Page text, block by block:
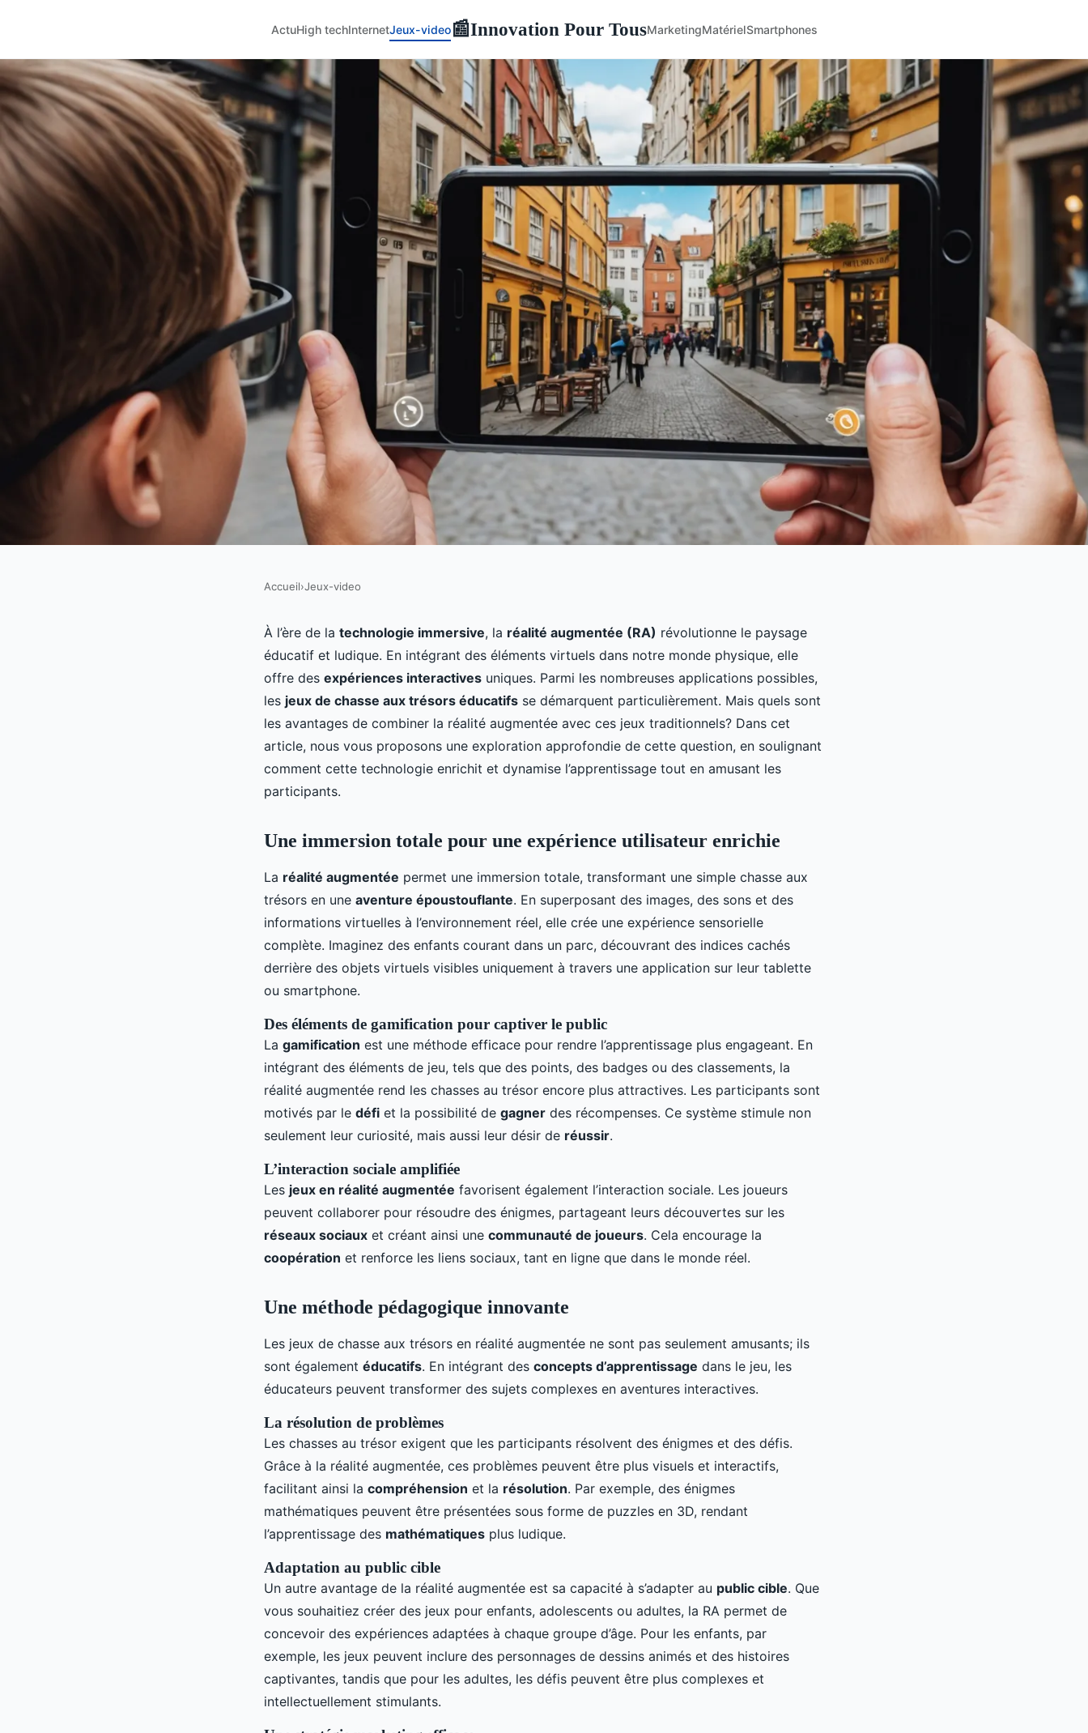
ActuHigh techInternetJeux-video📰Innovation Pour TousMarketingMatérielSmartphones
Quels sont les avantages de l'utilisation
de la réalité augmentée pour créer des
jeux de chasse aux trésors éducatifs?
6 min de lecture
Accueil›Jeux-video
À l’ère de la technologie immersive, la réalité augmentée (RA) révolutionne le paysage
éducatif et ludique. En intégrant des éléments virtuels dans notre monde physique, elle
offre des expériences interactives uniques. Parmi les nombreuses applications possibles,
les jeux de chasse aux trésors éducatifs se démarquent particulièrement. Mais quels sont
les avantages de combiner la réalité augmentée avec ces jeux traditionnels? Dans cet
article, nous vous proposons une exploration approfondie de cette question, en soulignant
comment cette technologie enrichit et dynamise l’apprentissage tout en amusant les
participants.
Une immersion totale pour une expérience utilisateur enrichie
La réalité augmentée permet une immersion totale, transformant une simple chasse aux
trésors en une aventure époustouflante. En superposant des images, des sons et des
informations virtuelles à l’environnement réel, elle crée une expérience sensorielle
complète. Imaginez des enfants courant dans un parc, découvrant des indices cachés
derrière des objets virtuels visibles uniquement à travers une application sur leur tablette
ou smartphone.
Des éléments de gamification pour captiver le public
La gamification est une méthode efficace pour rendre l’apprentissage plus engageant. En
intégrant des éléments de jeu, tels que des points, des badges ou des classements, la
réalité augmentée rend les chasses au trésor encore plus attractives. Les participants sont
motivés par le défi et la possibilité de gagner des récompenses. Ce système stimule non
seulement leur curiosité, mais aussi leur désir de réussir.
L’interaction sociale amplifiée
Les jeux en réalité augmentée favorisent également l’interaction sociale. Les joueurs
peuvent collaborer pour résoudre des énigmes, partageant leurs découvertes sur les
réseaux sociaux et créant ainsi une communauté de joueurs. Cela encourage la
coopération et renforce les liens sociaux, tant en ligne que dans le monde réel.
Une méthode pédagogique innovante
Les jeux de chasse aux trésors en réalité augmentée ne sont pas seulement amusants; ils
sont également éducatifs. En intégrant des concepts d’apprentissage dans le jeu, les
éducateurs peuvent transformer des sujets complexes en aventures interactives.
La résolution de problèmes
Les chasses au trésor exigent que les participants résolvent des énigmes et des défis.
Grâce à la réalité augmentée, ces problèmes peuvent être plus visuels et interactifs,
facilitant ainsi la compréhension et la résolution. Par exemple, des énigmes
mathématiques peuvent être présentées sous forme de puzzles en 3D, rendant
l’apprentissage des mathématiques plus ludique.
Adaptation au public cible
Un autre avantage de la réalité augmentée est sa capacité à s’adapter au public cible. Que
vous souhaitiez créer des jeux pour enfants, adolescents ou adultes, la RA permet de
concevoir des expériences adaptées à chaque groupe d’âge. Pour les enfants, par
exemple, les jeux peuvent inclure des personnages de dessins animés et des histoires
captivantes, tandis que pour les adultes, les défis peuvent être plus complexes et
intellectuellement stimulants.